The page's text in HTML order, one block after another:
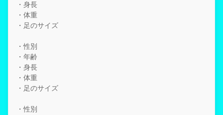
・身長
・体重
・足のサイズ
・性別
・年齢
・身長
・体重
・足のサイズ
・性別